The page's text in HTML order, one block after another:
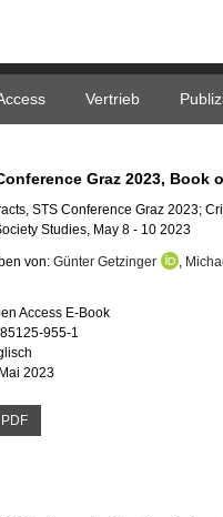
Vertrieb
Graz 2023, Book
STS Con­fe­rence Graz 2023;
Stu­dies, May 8 - 10 2023
von: Gün­ter Get­zin­ger
Ac­cess E-Book
955-1
2023